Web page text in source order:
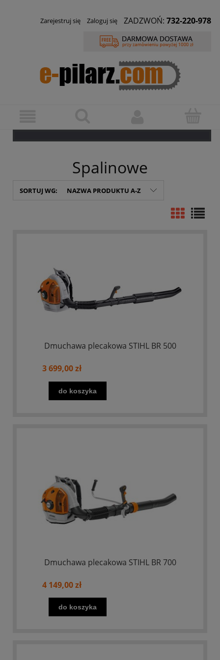
Zarejestruj się Zaloguj się ZADZWOŃ: 732-220-978
Spalinowe
SORTUJ WG: NAZWA PRODUKTU A-Z
Dmuchawa plecakowa STIHL BR 500
3 699,00 zł
do koszyka
Dmuchawa plecakowa STIHL BR 700
4 149,00 zł
do koszyka